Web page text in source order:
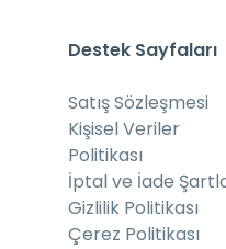
Destek Sayfaları
Satış Sözleşmesi
Kişisel Veriler
Politikası
İptal ve İade
Gizlilik Politikası
Çerez Politikası